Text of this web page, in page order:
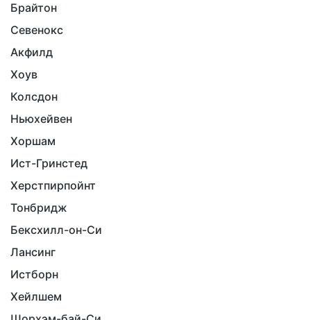
Брайтон
Севенокс
Акфилд
Хоув
Колсдон
Ньюхейвен
Хоршам
Ист-Гринстед
Херстпирпойнт
Тонбридж
Бексхилл-он-Си
Лансинг
Истборн
Хейлшем